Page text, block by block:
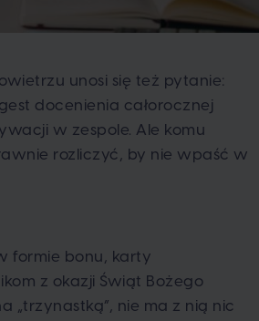
unosi się też pytanie:
docenienia całorocznej
w zespole. Ale komu
rozliczyć, by nie wpaść w
formie bonu, karty
z okazji Świąt Bożego
nie ma z nią nic